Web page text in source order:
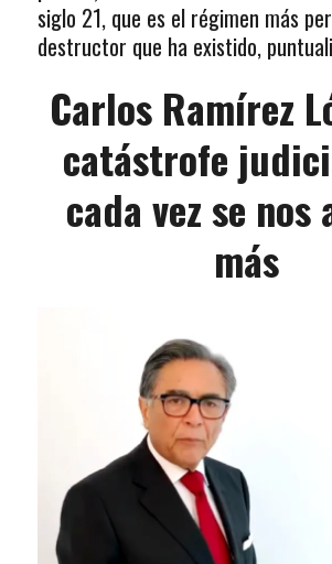
siglo 21, que es el régimen más
destructor que ha existido,
Carlos Ramírez
catástrofe
cada vez se nos
más